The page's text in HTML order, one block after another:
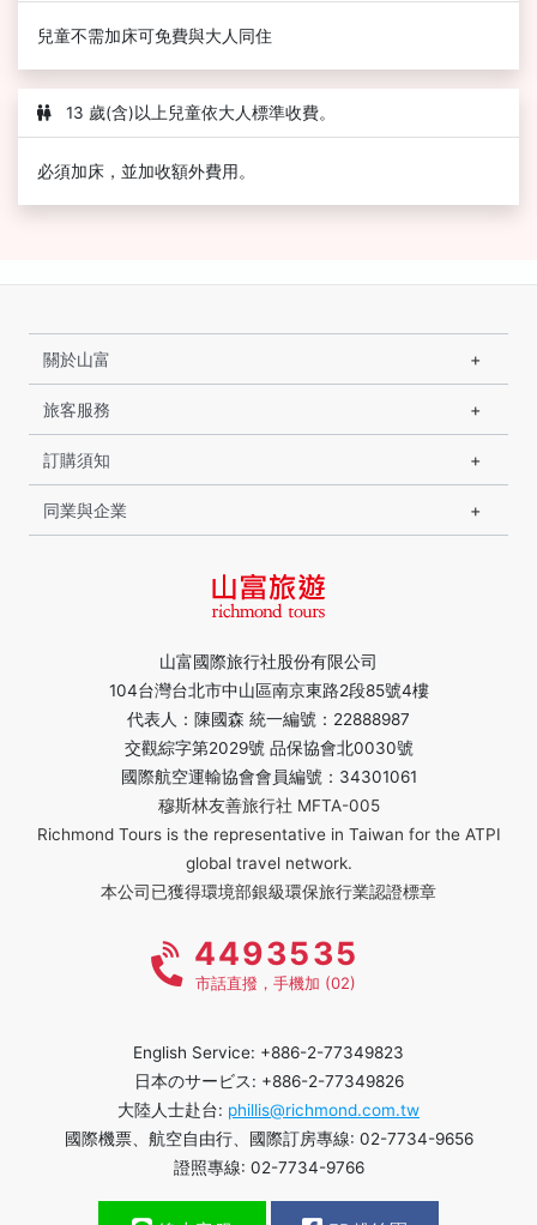
兒童不需加床可免費與大人同住
13 歲(含)以上兒童依大人標準收費。
必須加床，並加收額外費用。
山富國際旅行社股份有限公司
104台灣台北市中山區南京東路2段85號4樓
代表人：陳國森 統一編號：22888987
交觀綜字第2029號 品保協會北0030號
國際航空運輸協會會員編號：34301061
穆斯林友善旅行社 MFTA-005
Richmond Tours is the representative in Taiwan for the ATPI
global travel network.
本公司已獲得環境部銀級環保旅行業認證標章
關於山富
旅客服務
訂購須知
同業與企業
4493535
市話直撥，手機加 (02)
English Service: +886-2-77349823
日本のサービス: +886-2-77349826
大陸人士赴台: phillis@richmond.com.tw
國際機票、航空自由行、國際訂房專線: 02-7734-9656
證照專線: 02-7734-9766